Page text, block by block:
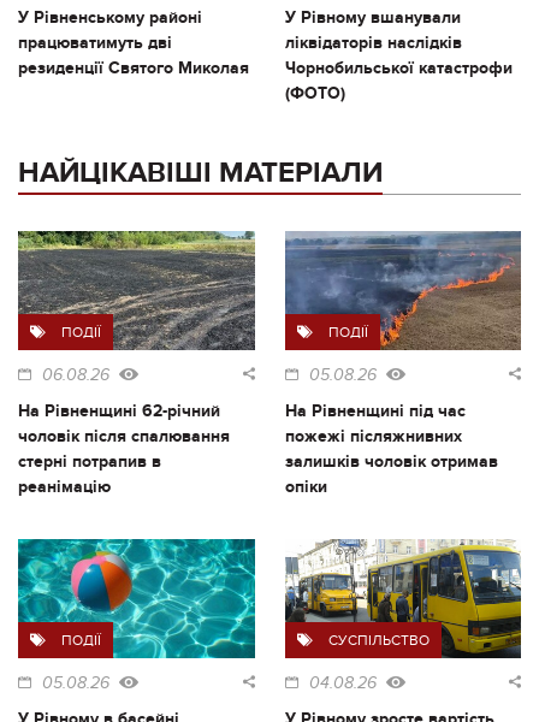
У Рівненському районі
працюватимуть дві
резиденції Святого Миколая
У Рівному вшанували
ліквідаторів наслідків
Чорнобильської катастрофи
(ФОТО)
НАЙЦІКАВІШІ МАТЕРІАЛИ
ПОДІЇ
06.08.26
На Рівненщині 62-річний
чоловік після спалювання
стерні потрапив в
реанімацію
ПОДІЇ
05.08.26
На Рівненщині під час
пожежі післяжнивних
залишків чоловік отримав
опіки
ПОДІЇ
05.08.26
СУСПІЛЬСТВО
04.08.26